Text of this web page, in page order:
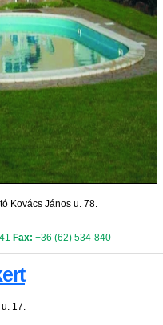
Kovács János u. 78.
Fax: +36 (62) 534-840
17.